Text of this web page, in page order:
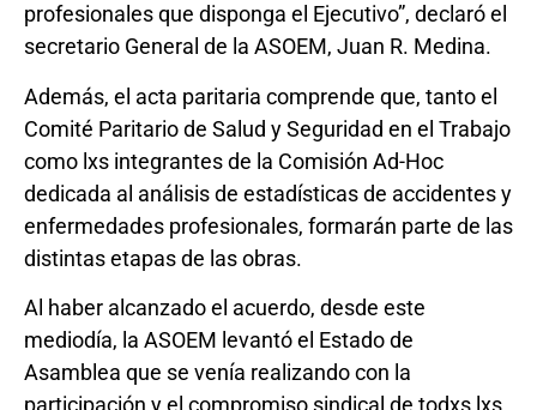
profesionales que disponga el Ejecutivo”, declaró el
secretario General de la ASOEM, Juan R. Medina.
Además, el acta paritaria comprende que, tanto el
Comité Paritario de Salud y Seguridad en el Trabajo
como lxs integrantes de la Comisión Ad-Hoc
dedicada al análisis de estadísticas de accidentes y
enfermedades profesionales, formarán parte de las
distintas etapas de las obras.
Al haber alcanzado el acuerdo, desde este
mediodía, la ASOEM levantó el Estado de
Asamblea que se venía realizando con la
participación y el compromiso sindical de todxs lxs